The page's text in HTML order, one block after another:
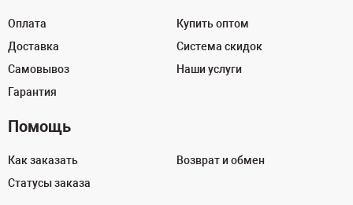
Оплата
Доставка
Самовывоз
Гарантия
Купить оптом
Система скидок
Наши услуги
Помощь
Как заказать
Статусы заказа
Возврат и обмен